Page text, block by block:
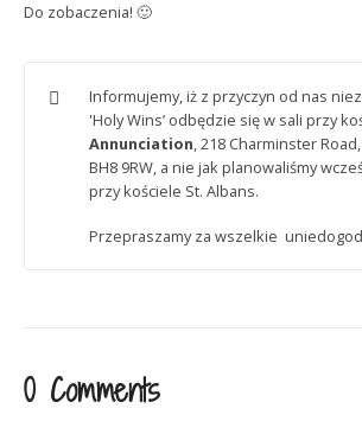
Do zobaczenia! 🙂
Informujemy, iż z przyczyn od nas
'Holy Wins’ odbędzie się w sali przy
Annunciation, 218 Charminster
BH8 9RW, a nie jak planowaliśmy
przy kościele St. Albans.
Przepraszamy za wszelkie
0 Comments